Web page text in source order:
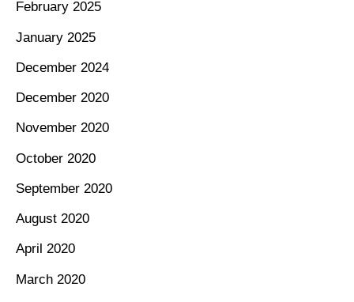
February 2025
January 2025
December 2024
December 2020
November 2020
October 2020
September 2020
August 2020
April 2020
March 2020